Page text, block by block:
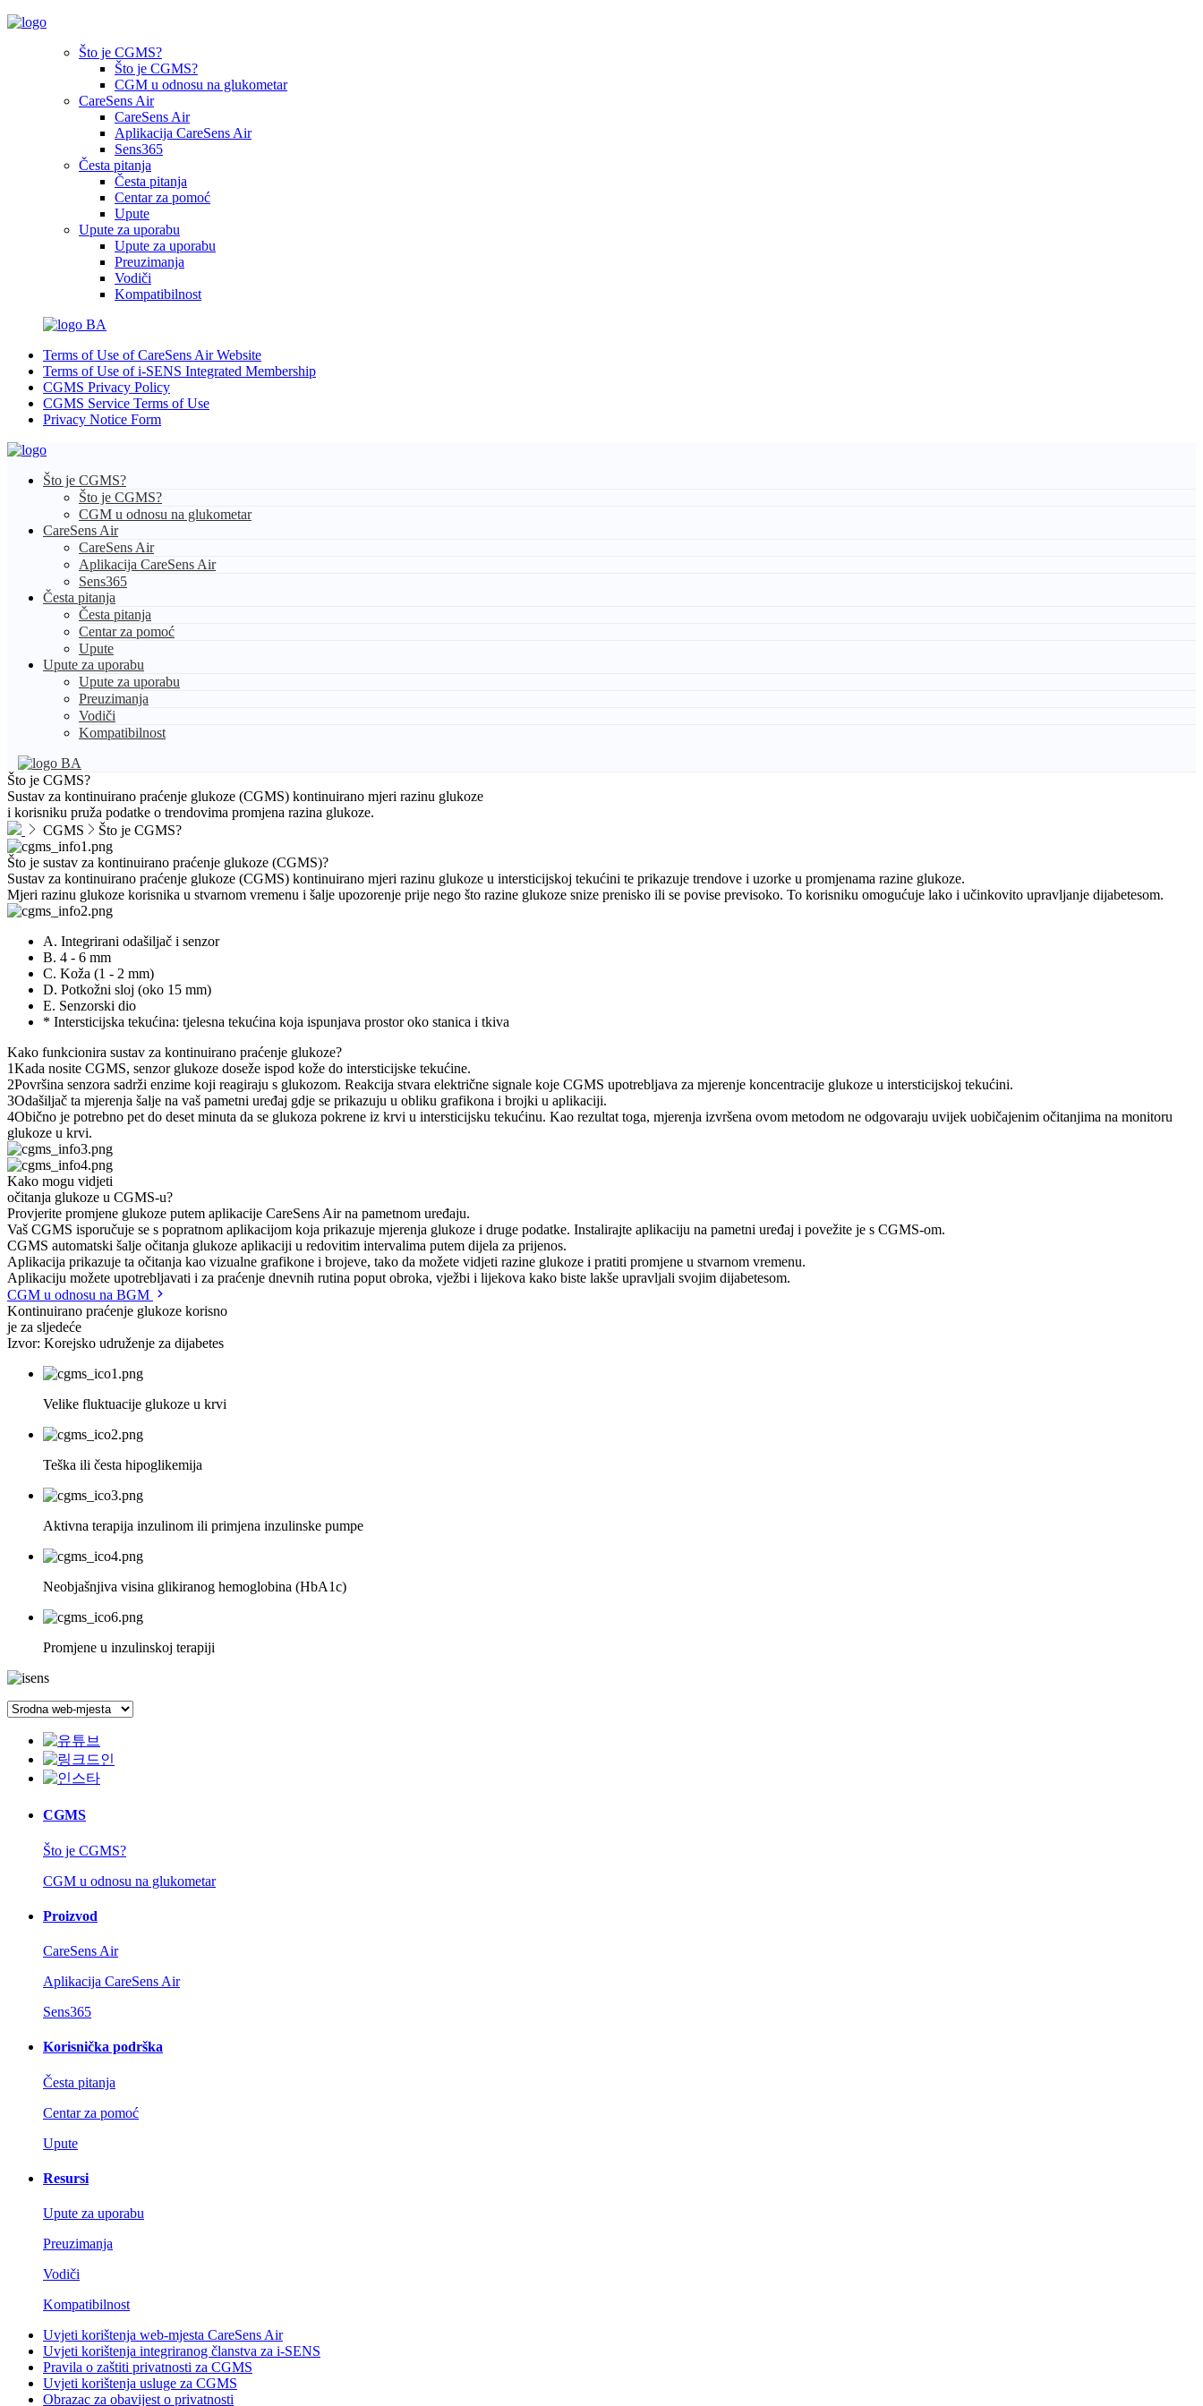
Što je CGMS?
Što je CGMS?
CGM u odnosu na glukometar
CareSens Air
CareSens Air
Aplikacija CareSens Air
Sens365
Česta pitanja
Česta pitanja
Centar za pomoć
Upute
Upute za uporabu
Upute za uporabu
Preuzimanja
Vodiči
Kompatibilnost
BA
Terms of Use of CareSens Air Website
Terms of Use of i-SENS Integrated Membership
CGMS Privacy Policy
CGMS Service Terms of Use
Privacy Notice Form
Što je CGMS?
Što je CGMS?
CGM u odnosu na glukometar
CareSens Air
CareSens Air
Aplikacija CareSens Air
Sens365
Česta pitanja
Česta pitanja
Centar za pomoć
Upute
Upute za uporabu
Upute za uporabu
Preuzimanja
Vodiči
Kompatibilnost
BA
Što je CGMS?
Sustav za kontinuirano praćenje glukoze (CGMS) kontinuirano mjeri razinu glukoze
i korisniku pruža podatke o trendovima promjena razina glukoze.
CGMS
Što je CGMS?
Što je sustav za kontinuirano praćenje glukoze (CGMS)?
Sustav za kontinuirano praćenje glukoze (CGMS) kontinuirano mjeri razinu glukoze u intersticijskoj tekućini te prikazuje trendove i uzorke u promjenama razine glukoze.
Mjeri razinu glukoze korisnika u stvarnom vremenu i šalje upozorenje prije nego što razine glukoze snize prenisko ili se povise previsoko. To korisniku omogućuje lako i učinkovito upravljanje dijabetesom.
A. Integrirani odašiljač i senzor
B. 4 - 6 mm
C. Koža (1 - 2 mm)
D. Potkožni sloj (oko 15 mm)
E. Senzorski dio
* Intersticijska tekućina: tjelesna tekućina koja ispunjava prostor oko stanica i tkiva
Kako funkcionira sustav za kontinuirano praćenje glukoze?
1Kada nosite CGMS, senzor glukoze doseže ispod kože do intersticijske tekućine.
2Površina senzora sadrži enzime koji reagiraju s glukozom. Reakcija stvara električne signale koje CGMS upotrebljava za mjerenje koncentracije glukoze u intersticijskoj tekućini.
3Odašiljač ta mjerenja šalje na vaš pametni uređaj gdje se prikazuju u obliku grafikona i brojki u aplikaciji.
4Obično je potrebno pet do deset minuta da se glukoza pokrene iz krvi u intersticijsku tekućinu. Kao rezultat toga, mjerenja izvršena ovom metodom ne odgovaraju uvijek uobičajenim očitanjima na monitoru
glukoze u krvi.
Kako mogu vidjeti
očitanja glukoze u CGMS-u?
Provjerite promjene glukoze putem aplikacije CareSens Air na pametnom uređaju.
Vaš CGMS isporučuje se s popratnom aplikacijom koja prikazuje mjerenja glukoze i druge podatke. Instalirajte aplikaciju na pametni uređaj i povežite je s CGMS-om.
CGMS automatski šalje očitanja glukoze aplikaciji u redovitim intervalima putem dijela za prijenos.
Aplikacija prikazuje ta očitanja kao vizualne grafikone i brojeve, tako da možete vidjeti razine glukoze i pratiti promjene u stvarnom vremenu.
Aplikaciju možete upotrebljavati i za praćenje dnevnih rutina poput obroka, vježbi i lijekova kako biste lakše upravljali svojim dijabetesom.
CGM u odnosu na BGM
Kontinuirano praćenje glukoze korisno
je za sljedeće
Izvor: Korejsko udruženje za dijabetes
Velike fluktuacije glukoze u krvi
Teška ili česta hipoglikemija
Aktivna terapija inzulinom ili primjena inzulinske pumpe
Neobjašnjiva visina glikiranog hemoglobina (HbA1c)
Promjene u inzulinskoj terapiji
CGMS
Što je CGMS?
CGM u odnosu na glukometar
Proizvod
CareSens Air
Aplikacija CareSens Air
Sens365
Korisnička podrška
Česta pitanja
Centar za pomoć
Upute
Resursi
Upute za uporabu
Preuzimanja
Vodiči
Kompatibilnost
Uvjeti korištenja web-mjesta CareSens Air
Uvjeti korištenja integriranog članstva za i-SENS
Pravila o zaštiti privatnosti za CGMS
Uvjeti korištenja usluge za CGMS
Obrazac za obavijest o privatnosti